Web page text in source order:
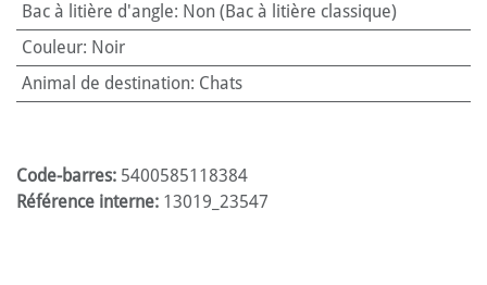
Bac à litière d'angle: Non (Bac à litière classique)
Couleur: Noir
Animal de destination: Chats
Code-barres: 5400585118384
Référence interne: 13019_23547